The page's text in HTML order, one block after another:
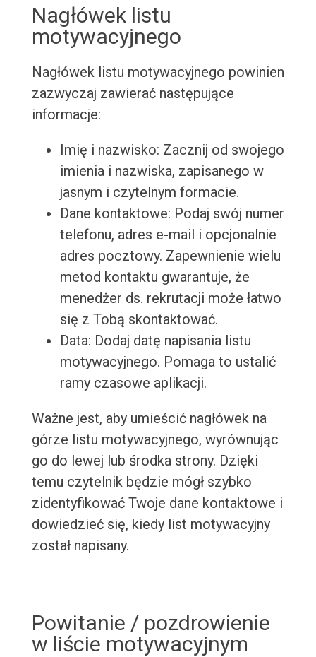
Nagłówek listu
motywacyjnego
Nagłówek listu motywacyjnego powinien
zazwyczaj zawierać następujące
informacje:
Imię i nazwisko: Zacznij od swojego
imienia i nazwiska, zapisanego w
jasnym i czytelnym formacie.
Dane kontaktowe: Podaj swój numer
telefonu, adres e-mail i opcjonalnie
adres pocztowy. Zapewnienie wielu
metod kontaktu gwarantuje, że
menedżer ds. rekrutacji może łatwo
się z Tobą skontaktować.
Data: Dodaj datę napisania listu
motywacyjnego. Pomaga to ustalić
ramy czasowe aplikacji.
Ważne jest, aby umieścić nagłówek na
górze listu motywacyjnego, wyrównując
go do lewej lub środka strony. Dzięki
temu czytelnik będzie mógł szybko
zidentyfikować Twoje dane kontaktowe i
dowiedzieć się, kiedy list motywacyjny
został napisany.
Powitanie / pozdrowienie
w liście motywacyjnym